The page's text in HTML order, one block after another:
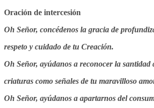
Oración de intercesión
Oh Señor, concédenos la gracia de
respeto y cuidado de tu Creación.
Oh Señor, ayúdanos a reconocer la santidad
criaturas como señales de tu maravilloso
Oh Señor, ayúdanos a apartarnos del